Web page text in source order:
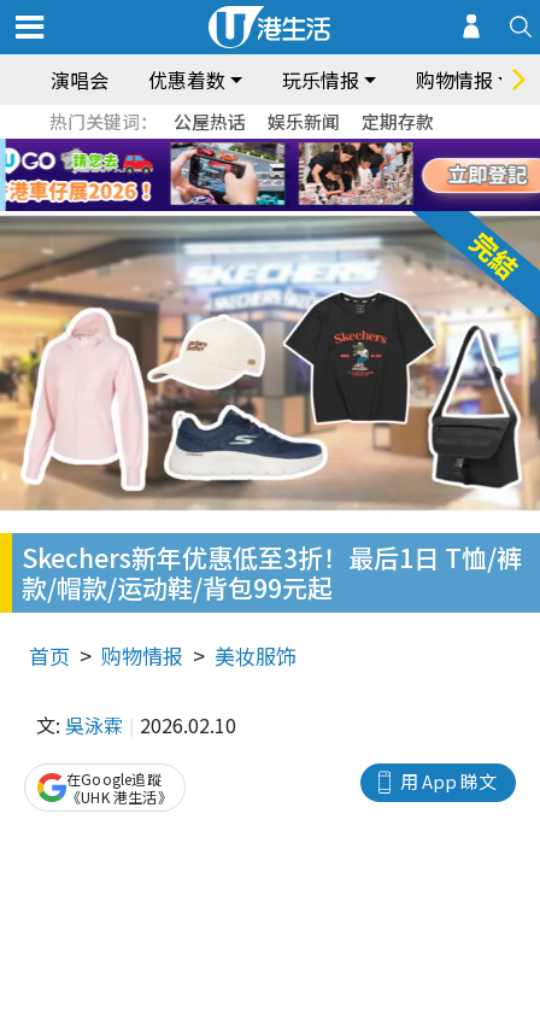
演唱会 优惠着数 玩乐情报 购物情报
热门关键词： 公屋热话 娱乐新闻 定期存款
Skechers新年优惠低至3折！最后1日 T恤/裤
款/帽款/运动鞋/背包99元起
首页 购物情报 美妆服饰
文: 吳泳霖 2026.02.10
用 App 睇文
在Google追蹤
《UHK 港生活》